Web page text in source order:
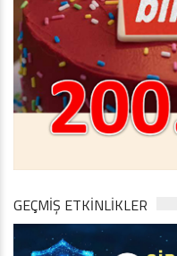
GEÇMİŞ ETKİNLİKLER